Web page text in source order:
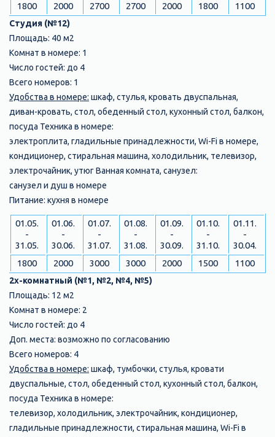
1800
2000 2700 2700 2000 1800 1100
Студия (№12)
Площадь: 40 м2
Комнат в номере: 1
Число гостей: до 4
Всего номеров: 1
Удобства в номере: шкаф, стулья, кровать двуспальная,
диван-кровать, стол, обеденный стол, кухонный стол, балкон,
посуда Техника в номере:
электроплита, гладильные принадлежности, Wi-Fi в номере,
кондиционер, стиральная машина, холодильник, телевизор,
электрочайник, утюг Ванная комната, санузел:
санузел и душ в номере
Питание: кухня в номере
01.05.
-
31.05.
01.06.
-
30.06.
01.07.
-
31.07.
01.08.
-
31.08.
01.09.
-
30.09.
01.10.
-
31.10.
01.11.
-
30.04.
1800
2000 3000 3000 2000 1500 1100
2х-комнатный (№1, №2, №4, №5)
Площадь: 12 м2
Комнат в номере: 2
Число гостей: до 4
Доп. места: возможно по согласованию
Всего номеров: 4
Удобства в номере: шкаф, тумбочки, стулья, кровати
двуспальные, стол, обеденный стол, кухонный стол, балкон,
посуда Техника в номере:
телевизор, холодильник, электрочайник, кондиционер,
гладильные принадлежности, стиральная машина, Wi-Fi в